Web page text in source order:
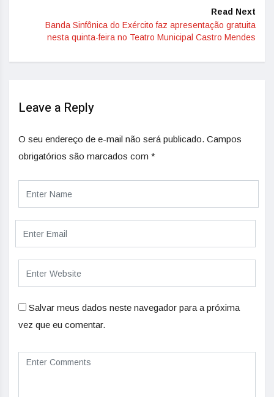
Read Next
Banda Sinfônica do Exército faz apresentação gratuita
nesta quinta-feira no Teatro Municipal Castro Mendes
Leave a Reply
O seu endereço de e-mail não será publicado. Campos
obrigatórios são marcados com *
Salvar meus dados neste navegador para a próxima
vez que eu comentar.